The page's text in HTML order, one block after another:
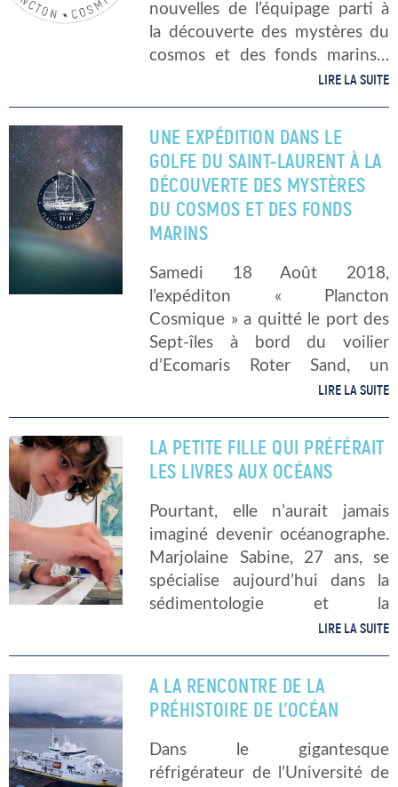
nouvelles de l’équipage parti à
la découverte des mystères du
cosmos et des fonds marins…
Quelques heures après le
revoit les gestes de sécurités
[…]
LIRE LA SUITE
UNE EXPÉDITION DANS LE
GOLFE DU SAINT-LAURENT À LA
DÉCOUVERTE DES MYSTÈRES
DU COSMOS ET DES FONDS
MARINS
Samedi 18 Août 2018,
l’expéditon « Plancton
Cosmique » a quitté le port des
Sept-îles à bord du voilier
d’Ecomaris Roter Sand, un
ketch à quatre voiles, en
Mingan et la côte nord de l’île
Anticosti. Le départ […]
LIRE LA SUITE
LA PETITE FILLE QUI PRÉFÉRAIT
LES LIVRES AUX OCÉANS
Pourtant, elle n’aurait jamais
imaginé devenir océanographe.
Marjolaine Sabine, 27 ans, se
spécialise aujourd’hui dans la
sédimentologie et la
paléoclimatologie. Elle
douce et le ton pédagogue, elle
remonte son temps bien moins
compliqué que […]
LIRE LA SUITE
A LA RENCONTRE DE LA
PRÉHISTOIRE DE L’OCÉAN
Dans le gigantesque
réfrigérateur de l’Université de